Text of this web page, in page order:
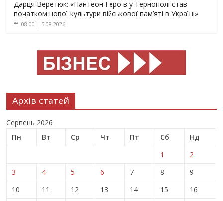
Дарця Веретюк: «Пантеон Героїв у Тернополі став
початком нової культури військової пам’яті в Україні»
08:00 | 5.08.2026
Архів статей
Серпень 2026
Пн
Вт Ср Чт Пт Сб
Нд
1
2
3
4 5 6 7 8
9
10
11 12 13 14 15
16